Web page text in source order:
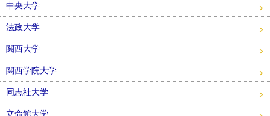
中央大学
法政大学
関西大学
関西学院大学
同志社大学
立命館大学